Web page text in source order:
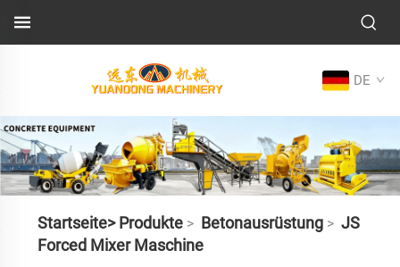
DE
Startseite> Produkte> Betonausrüstung> JS
Forced Mixer Maschine